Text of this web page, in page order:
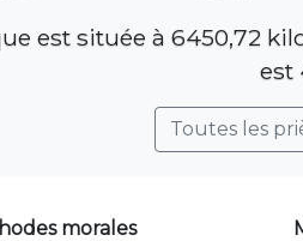
est située à 6450,72
est
Toutes les
morales